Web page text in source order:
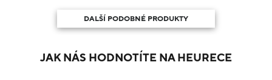
DALŠÍ PODOBNÉ PRODUKTY
JAK NÁS HODNOTÍTE NA HEURECE